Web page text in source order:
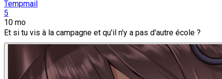
Tempmail
5
10 mo
Et si tu vis à la campagne et qu'il n'y a pas d'autre école ?